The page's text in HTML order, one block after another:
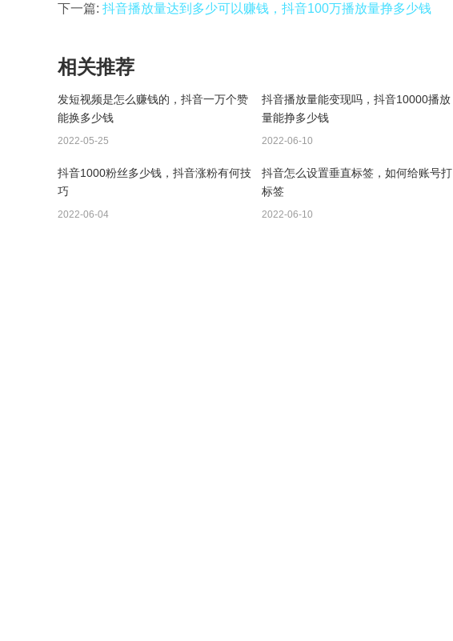
下一篇: 抖音播放量达到多少可以赚钱，抖音100万播放量挣多少钱
相关推荐
发短视频是怎么赚钱的，抖音一万个赞
能换多少钱
2022-05-25
抖音播放量能变现吗，抖音10000播放
量能挣多少钱
2022-06-10
抖音1000粉丝多少钱，抖音涨粉有何技
巧
2022-06-04
抖音怎么设置垂直标签，如何给账号打
标签
2022-06-10